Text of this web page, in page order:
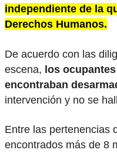
independiente de la
Derechos Humanos.
De acuerdo con las
escena, los
encontraban
intervención y no se
Entre las pertenencias
encontrados más de 8